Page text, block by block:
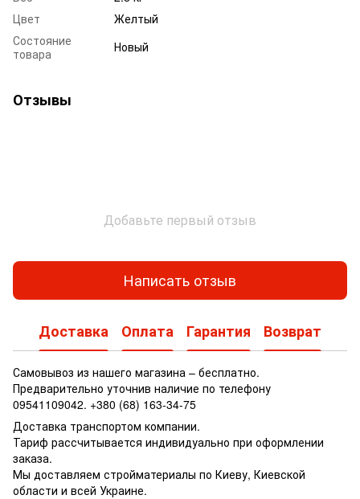
Цвет
Желтый
Состояние
товара
Новый
Отзывы
Добавьте первый отзыв
Написать отзыв
Доставка Оплата Гарантия Возврат
Самовывоз из нашего магазина – бесплатно.
Предварительно уточнив наличие по телефону
09541109042. +380 (68) 163-34-75
Доставка транспортом компании.
Тариф рассчитывается индивидуально при оформлении
заказа.
Мы доставляем стройматериалы по Киеву, Киевской
области и всей Украине.